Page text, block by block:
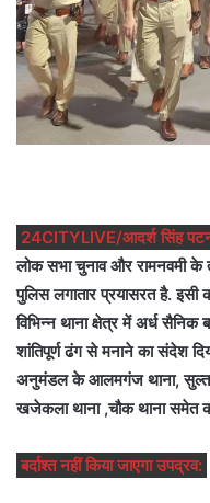
24CITYLIVE/आदर्श सिंह
लोक सभा चुनाव और रामनवमी के
पुलिस लगातार प्रयासरत है.
विभिन्न थाना क्षेत्र में अर्ध सैनिक
शांतिपूर्ण ढंग से मनाने का संदेश
अनुमंडल के आलमगंज थाना,
खजेकला थाना ,चौक थाना समेत
बर्दाश्त नहीं किया जाएगा उपद्रव: